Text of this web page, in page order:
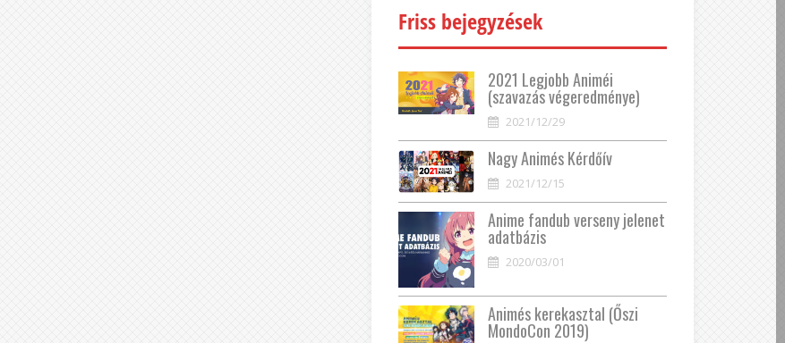
Friss bejegyzések
2021 Legjobb Animéi
(szavazás végeredménye)
2021/12/29
Nagy Animés Kérdőív
2021/12/15
Anime fandub verseny jelenet
adatbázis
2020/03/01
Animés kerekasztal (Őszi
MondoCon 2019)